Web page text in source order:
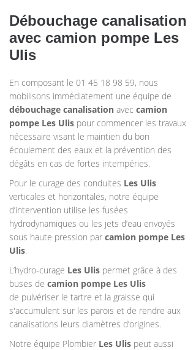
Débouchage canalisation
avec camion pompe Les
Ulis
En composant le 01 45 18 98 59, nous
mobilisons immédiatement une équipe de
débouchage canalisation avec camion
pompe Les Ulis pour commencer les travaux
nécessaire visant le maintien du bon
écoulement des eaux et la prévention des
dégâts en cas de fortes intempéries.
Pour le curage des conduites Les Ulis
verticales et horizontales, notre équipe
d’intervention utilise les fusées
hydrodynamiques ou les jets d’eau envoyés
sous haute pression par camion pompe Les
Ulis.
L’hydro-curage Les Ulis permet grâce à des
buses de camion pompe Les Ulis
de pulvériser le tartre et la graisse qui
s'accumulent sur les parois et de rendre aux
canalisations leurs diamètres d’origines.
Notre équipe Plombier Les Ulis peut aussi